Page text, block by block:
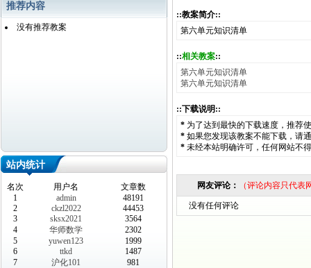
推荐内容
没有推荐教案
站内统计
名次 用户名
文章数
1
admin
48191
2
ckzl2022
44453
3
sksx2021
3564
4
华师数学
2302
5
yuwen123
1999
6
ttkd
1487
7
沪化101
981
::教案简介::
第六单元知识清单
::相关教案::
第六单元知识清单
第六单元知识清单
::下载说明::
* 为了达到最快的下载速度，推荐
* 如果您发现该教案不能下载，请
* 未经本站明确许可，任何网站不
网友评论： （评论内容只代
没有任何评论